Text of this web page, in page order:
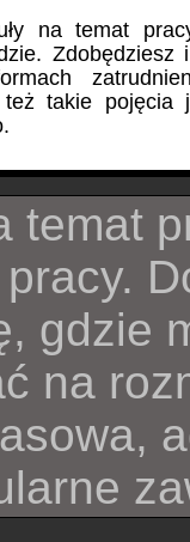
na temat
Zdobędziesz
też takie pojęcia
temat
gdzie
na